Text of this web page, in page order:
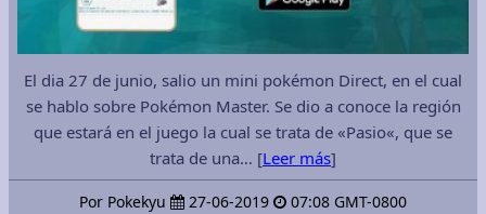
El dia 27 de junio, salio un mini pokémon Direct, en el cual
se hablo sobre Pokémon Master. Se dio a conoce la región
que estará en el juego la cual se trata de «Pasio«, que se
trata de una… [Leer más]
Por Pokekyu 27-06-2019 07:08 GMT-0800